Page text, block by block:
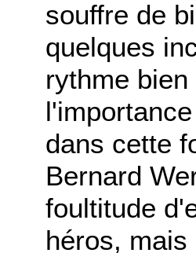
souffre de
quelques
rythme
dans cette
Bernard
foultitude
héros,